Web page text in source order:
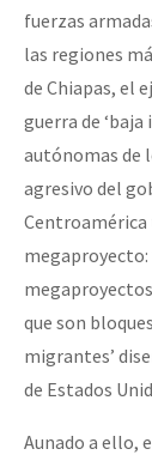
fuerzas
las regiones
de Chiapas, el
guerra de
autónomas de
agresivo del
megaproyecto:
que son
migrantes’
de Estados
Aunado a ello,